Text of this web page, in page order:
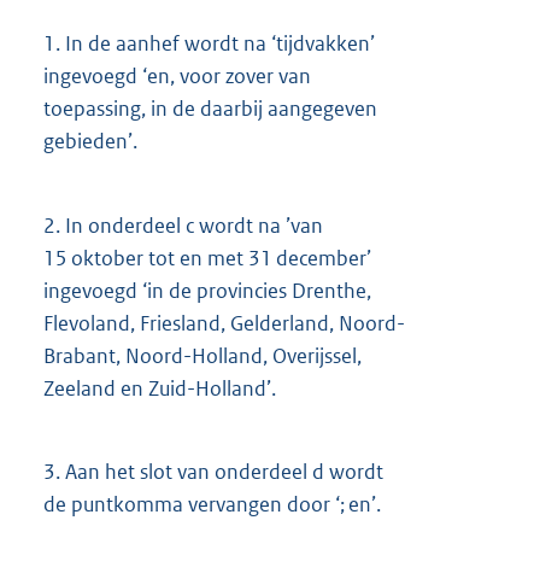
1. In de aanhef wordt na ‘tijdvakken’
ingevoegd ‘en, voor zover van
toepassing, in de daarbij aangegeven
gebieden’.
2. In onderdeel c wordt na ’van
15 oktober tot en met 31 december’
ingevoegd ‘in de provincies Drenthe,
Flevoland, Friesland, Gelderland, Noord-
Brabant, Noord-Holland, Overijssel,
Zeeland en Zuid-Holland’.
3.Aan het slot van onderdeel d wordt
de puntkomma vervangen door ‘; en’.